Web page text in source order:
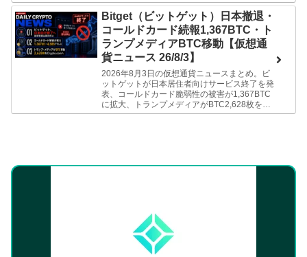
案の休会前初回投票確率が18%から65%に急上
昇。ミーがわかりやすく解説します。
Bitget（ビットゲット）日本撤退・
コールドカード続報1,367BTC・ト
ランプメディアBTC移動【仮想通
貨ニュース 26/8/3】
2026年8月3日の仮想通貨ニュースまとめ。ビ
ットゲットが日本居住者向けサービス終了を発
表、コールドカード脆弱性の被害が1,367BTC
に拡大、トランプメディアがBTC2,628枚を取
引所へ送金。ミーがわかりやすく解説します。